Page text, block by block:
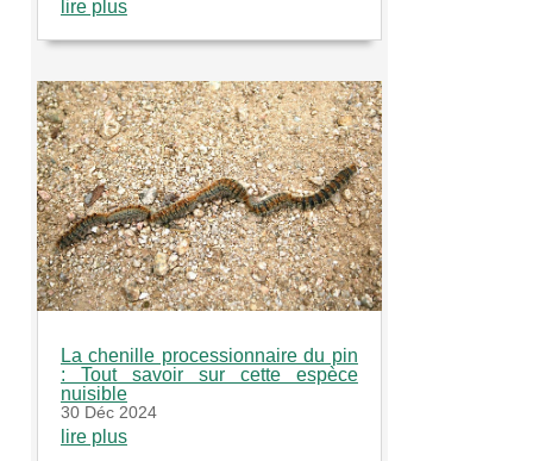
lire plus
La chenille processionnaire du pin
: Tout savoir sur cette espèce
nuisible
30 Déc 2024
lire plus